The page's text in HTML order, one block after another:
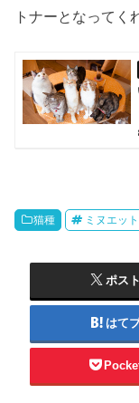
トナーとなってく
猫種 ミヌエット
ポスト
はて